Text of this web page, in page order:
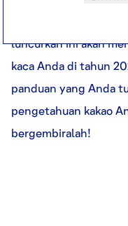
tentang kakao, buku
luncurkan ini akan
kaca Anda di tahun
panduan yang Anda
pengetahuan kakao
bergembiralah!